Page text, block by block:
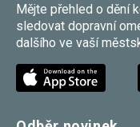
Mějte přehled o dění
sledovat dopravní
dalšího ve vaší